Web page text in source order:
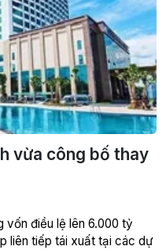
vừa công bố thay
vốn điều lệ lên 6.000 tỷ
liên tiếp tái xuất tại các dự